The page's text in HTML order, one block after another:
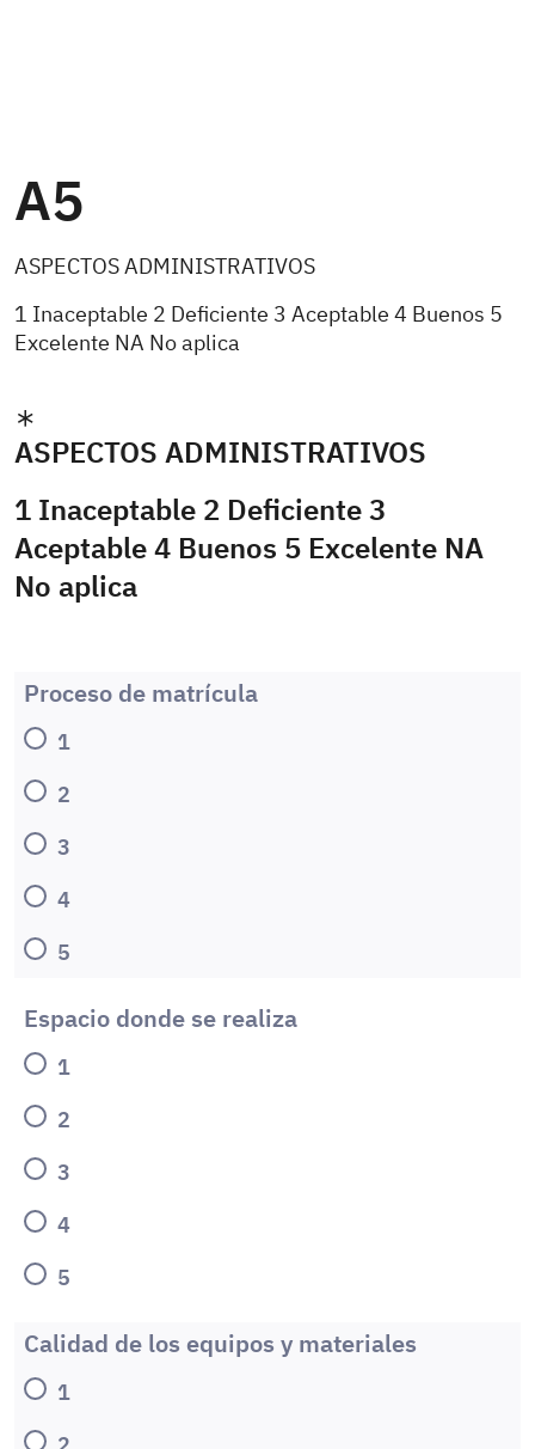
A5
ASPECTOS ADMINISTRATIVOS
1 Inaceptable 2 Deficiente 3 Aceptable 4 Buenos 5
Excelente NA No aplica
ASPECTOS ADMINISTRATIVOS
1 Inaceptable 2 Deficiente 3
Aceptable 4 Buenos 5 Excelente NA
No aplica
Proceso de matrícula
1
2
3
4
5
Espacio donde se realiza
1
2
3
4
5
Calidad de los equipos y materiales
1